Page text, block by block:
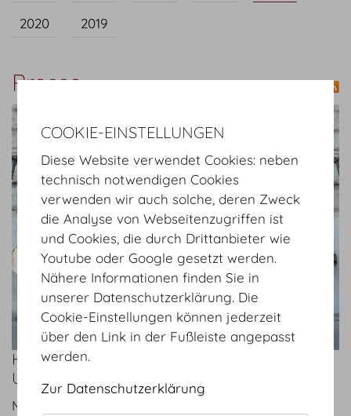
2020 2019
Presse
show details
HOFBURG VIENNA – INTERESSE
UNGEBROCHEN!
Mo 20.09.2021
COOKIE-EINSTELLUNGEN
Diese Website verwendet Cookies: neben
technisch notwendigen Cookies
verwenden wir auch solche, deren Zweck
die Analyse von Webseitenzugriffen ist
und Cookies, die durch Drittanbieter wie
Youtube oder Google gesetzt werden.
Nähere Informationen finden Sie in
unserer Datenschutzerklärung. Die
Cookie-Einstellungen können jederzeit
über den Link in der Fußleiste angepasst
werden.
Zur Datenschutzerklärung